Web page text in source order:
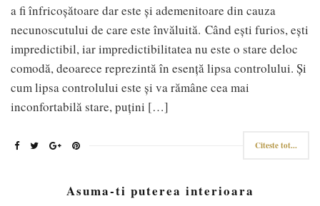
a fi înfricoșătoare dar este și ademenitoare din cauza
necunoscutului de care este învăluită. Când ești furios, ești
impredictibil, iar impredictibilitatea nu este o stare deloc
comodă, deoarece reprezintă în esență lipsa controlului. Și
cum lipsa controlului este și va rămâne cea mai
inconfortabilă stare, puțini […]
Citeste tot...
Asuma-ti puterea interioara